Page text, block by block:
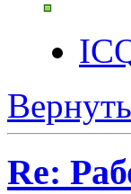
Re: